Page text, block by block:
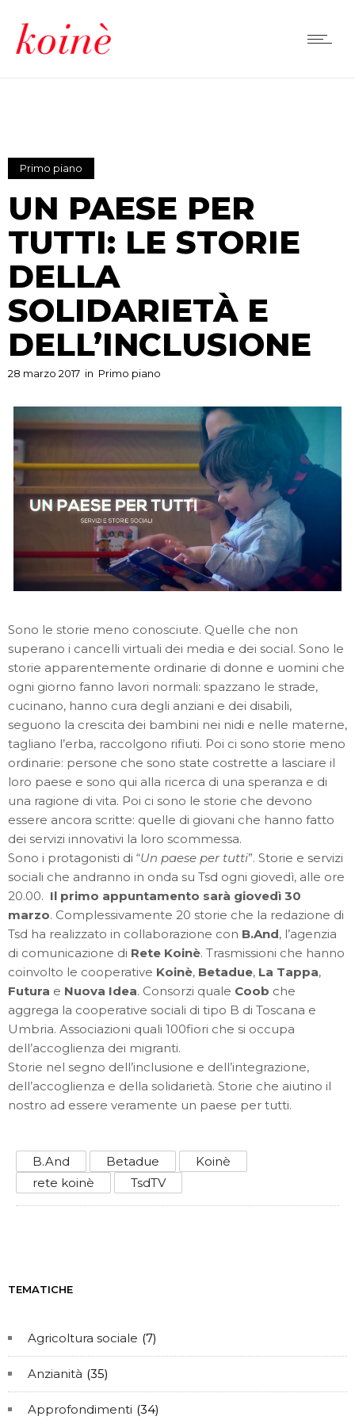
Primo piano
UN PAESE PER
TUTTI: LE STORIE
DELLA
SOLIDARIETÀ E
DELL’INCLUSIONE
28 marzo 2017 in Primo piano
Sono le storie meno conosciute. Quelle che non
superano i cancelli virtuali dei media e dei social. Sono le
storie apparentemente ordinarie di donne e uomini che
ogni giorno fanno lavori normali: spazzano le strade,
cucinano, hanno cura degli anziani e dei disabili,
seguono la crescita dei bambini nei nidi e nelle materne,
tagliano l’erba, raccolgono rifiuti. Poi ci sono storie meno
ordinarie: persone che sono state costrette a lasciare il
loro paese e sono qui alla ricerca di una speranza e di
una ragione di vita. Poi ci sono le storie che devono
essere ancora scritte: quelle di giovani che hanno fatto
dei servizi innovativi la loro scommessa.
Sono i protagonisti di “Un paese per tutti”. Storie e servizi
sociali che andranno in onda su Tsd ogni giovedì, alle ore
20.00. Il primo appuntamento sarà giovedì 30
marzo. Complessivamente 20 storie che la redazione di
Tsd ha realizzato in collaborazione con B.And, l’agenzia
di comunicazione di Rete Koinè. Trasmissioni che hanno
coinvolto le cooperative Koinè, Betadue, La Tappa,
Futura e Nuova Idea. Consorzi quale Coob che
aggrega la cooperative sociali di tipo B di Toscana e
Umbria. Associazioni quali 100fiori che si occupa
dell’accoglienza dei migranti.
Storie nel segno dell’inclusione e dell’integrazione,
dell’accoglienza e della solidarietà. Storie che aiutino il
nostro ad essere veramente un paese per tutti.
B.And Betadue
Koinè
rete koinè
TsdTV
TEMATICHE
Agricoltura sociale (7)
Anzianità (35)
Approfondimenti (34)